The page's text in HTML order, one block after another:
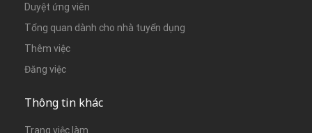
Duyệt ứng viên
Tổng quan dành cho nhà tuyển dụng
Thêm việc
Đăng việc
Thông tin khác
Trang việc làm